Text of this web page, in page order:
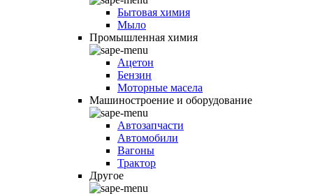
Бытовая химия
Мыло
Промышленная химия
Ацетон
Бензин
Моторные масела
Машиностроение и оборудование
Автозапчасти
Автомобили
Вагоны
Трактор
Другое